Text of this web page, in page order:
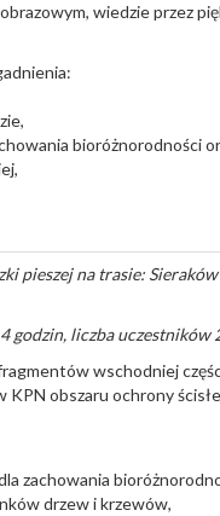
wiedzie przez
bioróżnorodności
pieszej na trasie:
godzin, liczba uczestników
wschodniej
KPN obszaru ochrony
zachowania
drzew i krzewów,